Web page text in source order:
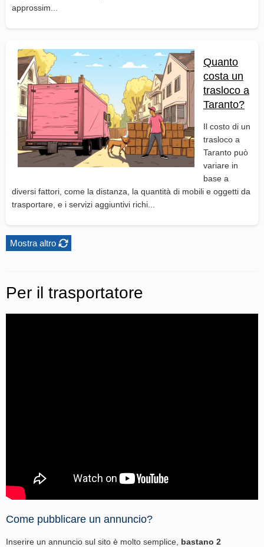
approssim...
Quanto
costa un
trasloco a
Taranto?
Il costo di un
trasloco a
Taranto può
variare in
base a
diversi fattori, come la distanza, la quantità di mobili e oggetti da
trasportare, e i servizi aggiuntivi richi...
Mostra altro
Per il trasportatore
Come pubblicare un annuncio?
Inserire un annuncio sul sito è molto semplice, bastano 2